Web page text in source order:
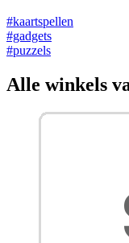
#kaartspellen
#gadgets
#puzzels
Alle winkels